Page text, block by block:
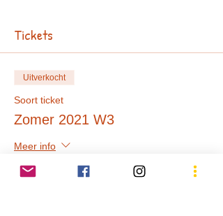
Tickets
Uitverkocht
Soort ticket
Zomer 2021 W3
Meer info
Prijs